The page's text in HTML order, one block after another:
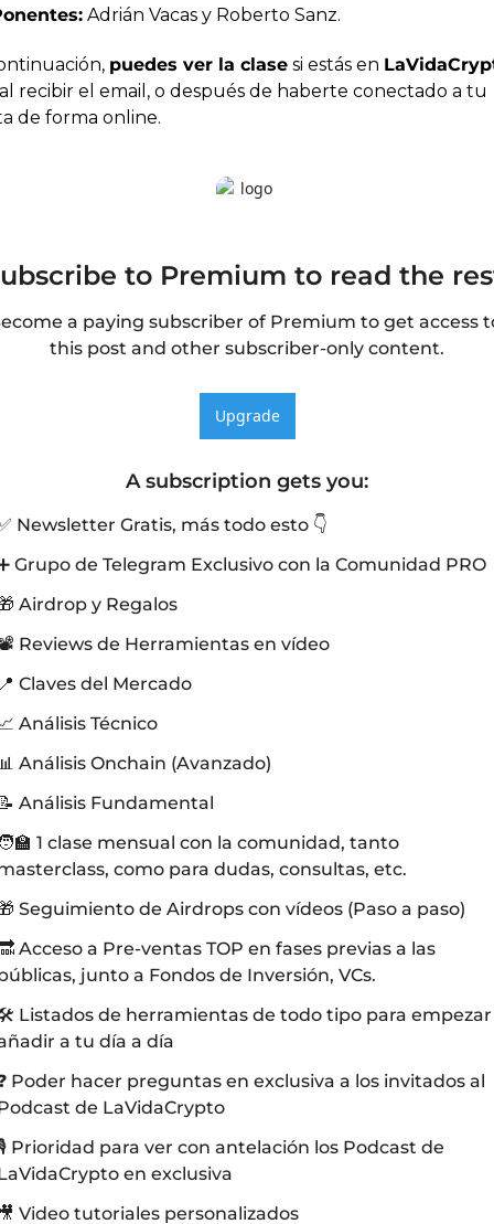
Adrián Vacas y Roberto Sanz.
puedes ver la clase si estás en
recibir el email, o después de haberte conectado a tu
de forma online.
to Premium to read the
a paying subscriber of Premium to get access
this post and other subscriber-only content.
Upgrade
A subscription gets you:
Newsletter Gratis, más todo esto 👇
Grupo de Telegram Exclusivo con la Comunidad PRO
Airdrop y Regalos
Reviews de Herramientas en vídeo
Claves del Mercado
Análisis Técnico
Análisis Onchain (Avanzado)
Análisis Fundamental
1 clase mensual con la comunidad, tanto
como para dudas, consultas, etc.
Seguimiento de Airdrops con vídeos (Paso a paso)
Acceso a Pre-ventas TOP en fases previas a las
junto a Fondos de Inversión, VCs.
Listados de herramientas de todo tipo para empezar
a tu día a día
Poder hacer preguntas en exclusiva a los invitados al
de LaVidaCrypto
Prioridad para ver con antelación los Podcast de
en exclusiva
Video tutoriales personalizados